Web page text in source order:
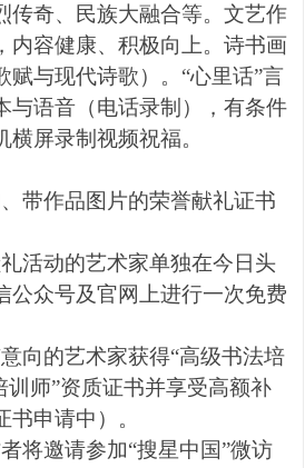
传奇、民族大融合等。文艺作
内容健康、积极向上。诗书画
赋与现代诗歌）。“心里话”言
与语音（电话录制），有条件
屏录制视频祝福。
带作品图片的荣誉献礼证书
活动的艺术家单独在今日头
公众号及官网上进行一次免费
向的艺术家获得“高级书法培
训师”资质证书并享受高额补
申请中）。
将邀请参加“搜星中国”微访